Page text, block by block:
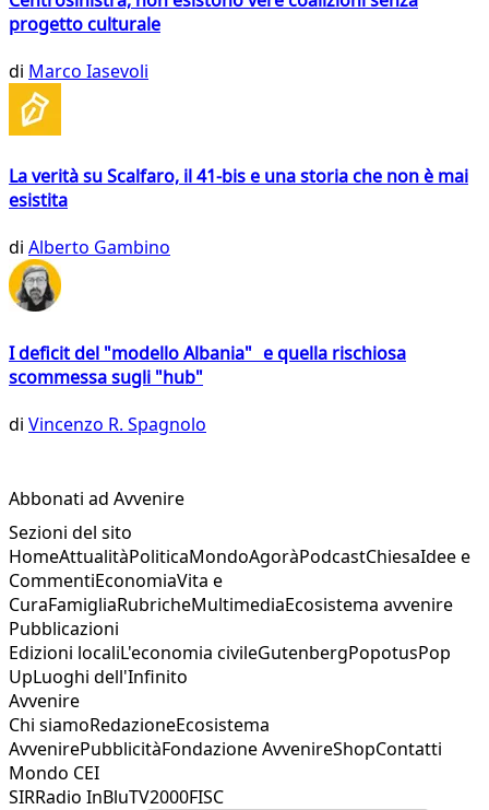
progetto culturale
di Marco Iasevoli
La verità su Scalfaro, il 41-bis e una storia che non è mai
esistita
di Alberto Gambino
I deficit del "modello Albania" e quella rischiosa
scommessa sugli "hub"
di Vincenzo R. Spagnolo
Abbonati ad Avvenire
Sezioni del sito
HomeAttualitàPoliticaMondoAgoràPodcastChiesaIdee e
CommentiEconomiaVita e
CuraFamigliaRubricheMultimediaEcosistema avvenire
Pubblicazioni
Edizioni localiL'economia civileGutenbergPopotusPop
UpLuoghi dell'Infinito
Avvenire
Chi siamoRedazioneEcosistema
AvvenirePubblicitàFondazione AvvenireShopContatti
Mondo CEI
SIRRadio InBluTV2000FISC